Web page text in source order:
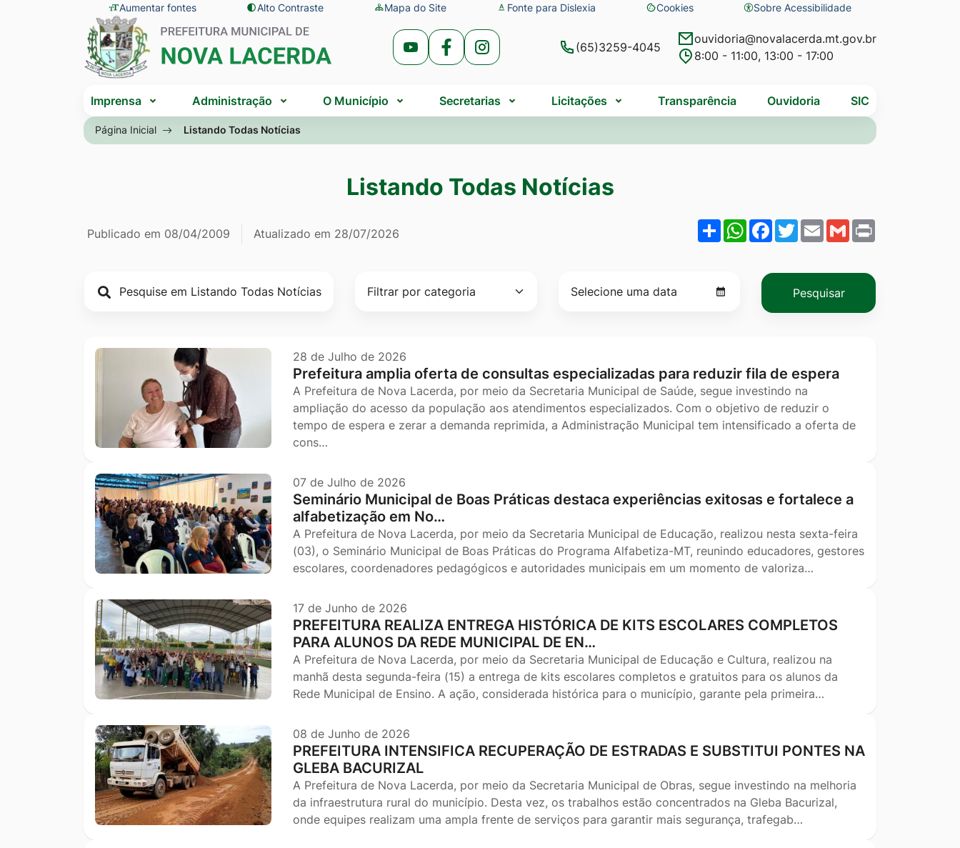
Seção
de
atalhos
e
links
de
acessibilidade
para
o
conteúdo
[alt+1]
Ir
para
busca
para
Aumentar fontes Alto Contraste Mapa do Site Fonte para Dislexia Cookies
Abrir
preferências
de
Sobre Acessibilidade
Seção
do
menu
Acessar
Rede
Social
Youtube
Acessar
Rede
Social
Facebook
Acessar
Rede
Social
Instagram
(65)3259-4045
ouvidoria@novalacerda.mt.gov.br
8:00 - 11:00, 13:00 - 17:00
menu
Imprensa Administração O Município Secretarias Licitações Transparência Ouvidoria SIC
Página Inicial Listando Todas Notícias
Listando Todas Notícias
Página Listando Todas Notícias
Informações
de
publicação
Publicado em 08/04/2009 Atualizado em 28/07/2026 ShareWhatsApp
Facebook
Twitter
EmailGmail
Pesquisar
28 de Julho de 2026
Prefeitura amplia oferta de consultas especializadas para reduzir fila de espera
A Prefeitura de Nova Lacerda, por meio da Secretaria Municipal de Saúde, segue investindo na
ampliação do acesso da população aos atendimentos especializados. Com o objetivo de reduzir o
tempo de espera e zerar a demanda reprimida, a Administração Municipal tem intensificado a oferta de
cons…
07 de Julho de 2026
Seminário Municipal de Boas Práticas destaca experiências exitosas e fortalece a
alfabetização em No…
A Prefeitura de Nova Lacerda, por meio da Secretaria Municipal de Educação, realizou nesta sexta-feira
(03), o Seminário Municipal de Boas Práticas do Programa Alfabetiza-MT, reunindo educadores, gestores
escolares, coordenadores pedagógicos e autoridades municipais em um momento de valoriza…
17 de Junho de 2026
PREFEITURA REALIZA ENTREGA HISTÓRICA DE KITS ESCOLARES COMPLETOS
PARA ALUNOS DA REDE MUNICIPAL DE EN…
A Prefeitura de Nova Lacerda, por meio da Secretaria Municipal de Educação e Cultura, realizou na
manhã desta segunda-feira (15) a entrega de kits escolares completos e gratuitos para os alunos da
Rede Municipal de Ensino. A ação, considerada histórica para o município, garante pela primeira…
08 de Junho de 2026
PREFEITURA INTENSIFICA RECUPERAÇÃO DE ESTRADAS E SUBSTITUI PONTES NA
GLEBA BACURIZAL
A Prefeitura de Nova Lacerda, por meio da Secretaria Municipal de Obras, segue investindo na melhoria
da infraestrutura rural do município. Desta vez, os trabalhos estão concentrados na Gleba Bacurizal,
onde equipes realizam uma ampla frente de serviços para garantir mais segurança, trafegab…